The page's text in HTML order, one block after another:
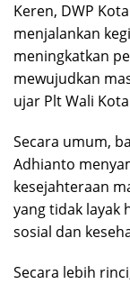
Keren, DWP
menjalankan
meningkatkan
mewujudkan
ujar Plt Wali
Secara umum,
Adhianto
kesejahteraan
yang tidak layak
sosial dan
Secara lebih